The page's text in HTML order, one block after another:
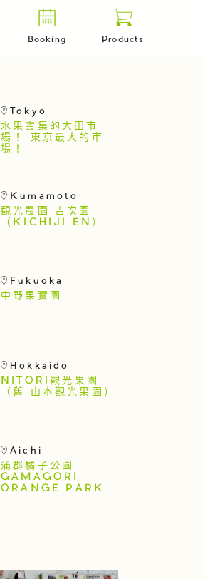
Booking Products
Tokyo
水果雲集的大田市
場！ 東京最大的市
場！
Kumamoto
観光農園 吉次園
（KICHIJI EN）
Fukuoka
中野果實園
Hokkaido
NITORI觀光果園
（舊 山本觀光果園）
Aichi
蒲郡橘子公園
GAMAGORI
ORANGE PARK